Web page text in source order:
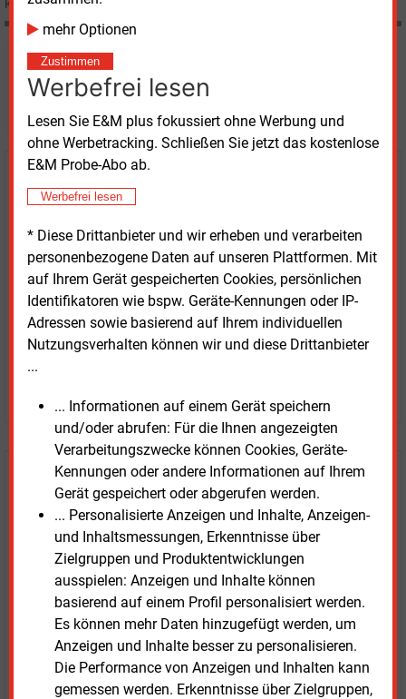
mehr Optionen
Zustimmen
Werbefrei lesen
Lesen Sie E&M plus fokussiert ohne Werbung und
ohne Werbetracking. Schließen Sie jetzt das kostenlose
E&M Probe-Abo ab.
Werbefrei lesen
* Diese Drittanbieter und wir erheben und verarbeiten
personenbezogene Daten auf unseren Plattformen. Mit
auf Ihrem Gerät gespeicherten Cookies, persönlichen
Identifikatoren wie bspw. Geräte-Kennungen oder IP-
Adressen sowie basierend auf Ihrem individuellen
Nutzungsverhalten können wir und diese Drittanbieter
...
... Informationen auf einem Gerät speichern
und/oder abrufen: Für die Ihnen angezeigten
Verarbeitungszwecke können Cookies, Geräte-
Kennungen oder andere Informationen auf Ihrem
Gerät gespeichert oder abgerufen werden.
... Personalisierte Anzeigen und Inhalte, Anzeigen-
und Inhaltsmessungen, Erkenntnisse über
Zielgruppen und Produktentwicklungen
ausspielen: Anzeigen und Inhalte können
basierend auf einem Profil personalisiert werden.
Es können mehr Daten hinzugefügt werden, um
Anzeigen und Inhalte besser zu personalisieren.
Die Performance von Anzeigen und Inhalten kann
gemessen werden. Erkenntnisse über Zielgruppen,
Kommission für den Eon-Innogy-Deal geben.
Möchten Sie diese und
weitere Nachrichten lesen?
nur €2.98
Testen SieE&M
kostenlos und
unverbindlich
Zwei Wochen kostenfreier Zugang
Zugang auf stündlich aktualisierte Nachrichten mit
Prognose- und Marktdaten
+ zwei Ausgaben der Zeitung E&M
ohne automatische Verlängerung
JETZT KOSTENLOS TESTEN